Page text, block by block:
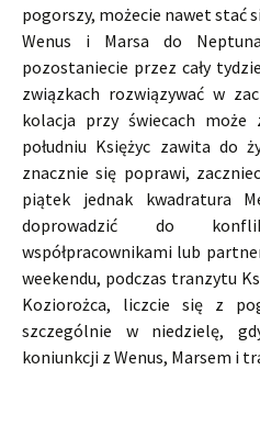
pogorszy, możecie nawet stać
Wenus i Marsa do
pozostaniecie przez cały
związkach rozwiązywać w
kolacja przy świecach może
południu Księżyc zawita do
znacznie się poprawi,
piątek jednak kwadratura
doprowadzić do
współpracownikami lub
weekendu, podczas tranzytu
Koziorożca, liczcie się z
szczególnie w niedzielę,
koniunkcji z Wenus, Marsem i